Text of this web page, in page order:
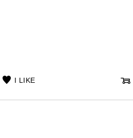
I LIKE